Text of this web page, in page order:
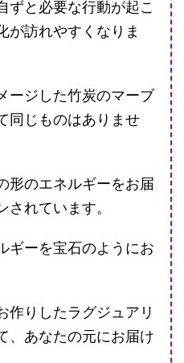
ずと必要な行動が起こ
が訪れやすくなりま
ージした竹炭のマーブ
同じものはありませ
形のエネルギーをお届
れています。
ギーを宝石のようにお
作りしたラグジュアリ
、あなたの元にお届け